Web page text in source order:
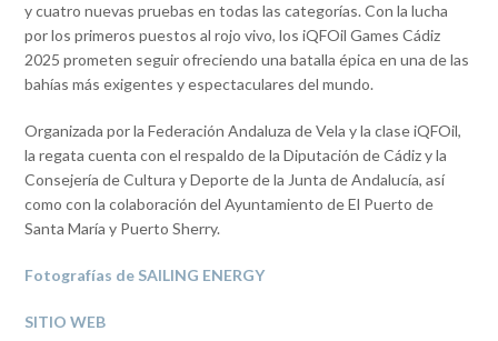
y cuatro nuevas pruebas en todas las categorías. Con la lucha
por los primeros puestos al rojo vivo, los iQFOil Games Cádiz
2025 prometen seguir ofreciendo una batalla épica en una de las
bahías más exigentes y espectaculares del mundo.
Organizada por la Federación Andaluza de Vela y la clase iQFOil,
la regata cuenta con el respaldo de la Diputación de Cádiz y la
Consejería de Cultura y Deporte de la Junta de Andalucía, así
como con la colaboración del Ayuntamiento de El Puerto de
Santa María y Puerto Sherry.
Fotografías de SAILING ENERGY
SITIO WEB